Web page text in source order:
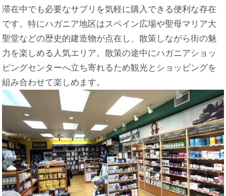
滞在中でも必要なサプリを気軽に購入できる便利な存在
です。特にハガニア地区はスペイン広場や聖母マリア大
聖堂などの歴史的建造物が点在し、散策しながら街の魅
力を楽しめる人気エリア。散策の途中にハガニアショッ
ピングセンターへ立ち寄れるため観光とショッピングを
組み合わせて楽しめます。